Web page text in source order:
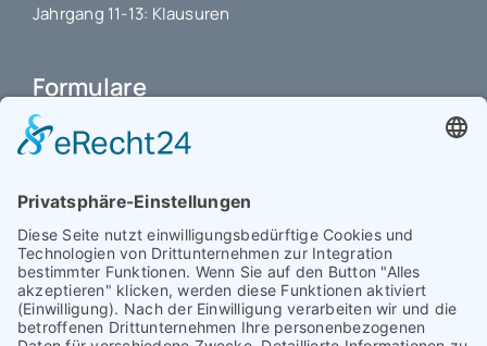
Jahrgang 11-13: Klausuren
Formulare
Schulbuchkauf Schuljahr 2026-2027
Antrag auf Erstattung von Auslagen
Interner L-S-Beschwerdezettel
Antrag auf Freistellung vom Unterricht
Antrag für selbstständigen Heimweg bei Unwohlsein
(ab Jg. 9)
Antrag 10GL Pausenregelung